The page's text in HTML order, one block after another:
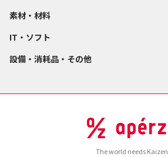
素材・材料
IT・ソフト
設備・消耗品・その他
The world needs Kaizen